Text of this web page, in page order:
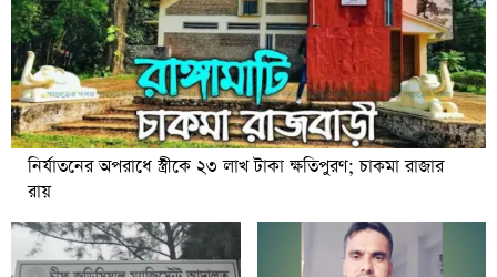
নির্যাতনের অপরাধে স্ত্রীকে ২৩ লাখ টাকা ক্ষতিপুরণ; চাকমা রাজার
রায়